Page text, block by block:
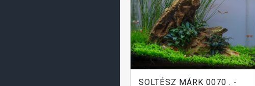
SOLTÉSZ MÁRK 0070 . -